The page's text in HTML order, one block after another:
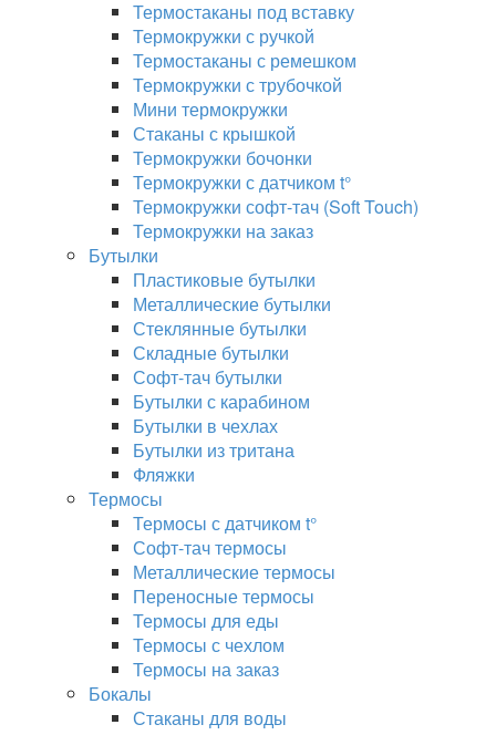
Термостаканы под вставку
Термокружки с ручкой
Термостаканы с ремешком
Термокружки с трубочкой
Мини термокружки
Стаканы с крышкой
Термокружки бочонки
Термокружки с датчиком t°
Термокружки софт-тач (Soft Touch)
Термокружки на заказ
Бутылки
Пластиковые бутылки
Металлические бутылки
Стеклянные бутылки
Складные бутылки
Софт-тач бутылки
Бутылки с карабином
Бутылки в чехлах
Бутылки из тритана
Фляжки
Термосы
Термосы с датчиком t°
Софт-тач термосы
Металлические термосы
Переносные термосы
Термосы для еды
Термосы с чехлом
Термосы на заказ
Бокалы
Стаканы для воды